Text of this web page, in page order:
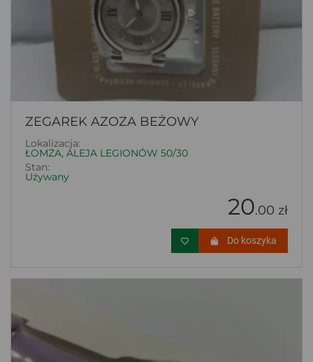
ZEGAREK AZOZA BEŻOWY
Lokalizacja:
ŁOMŻA, ALEJA LEGIONÓW 50/30
Stan:
Używany
20.00 zł
Do koszyka